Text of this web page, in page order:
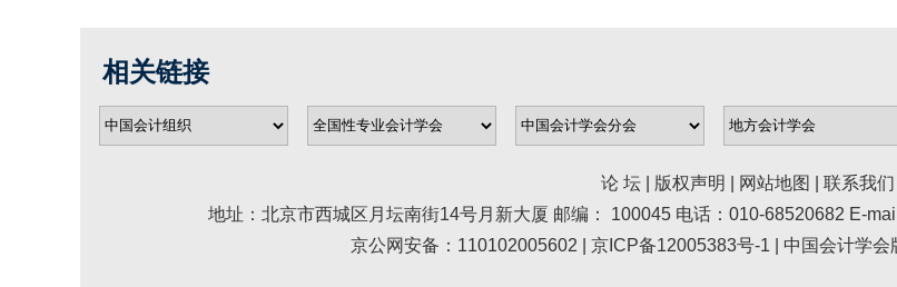
相关链接
论 坛 版权声明 网站地图
联系我们
地址：北京市西城区月坛南街14号月新大厦 邮编： 100045 电话：010-68520682 E-
京公网安备：110102005602 | 京ICP备12005383号-1 | 中国会计学